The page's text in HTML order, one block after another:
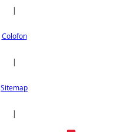
|
Colofon
|
Sitemap
|